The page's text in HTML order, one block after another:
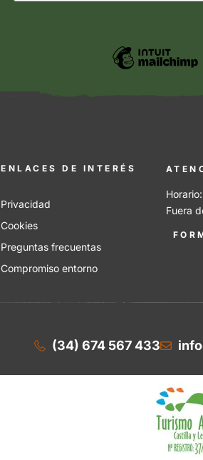
ENLACES DE INTERÉS
Privacidad
Cookies
Preguntas frecuentas
Compromiso entorno
Fuera
(34) 674 567 433